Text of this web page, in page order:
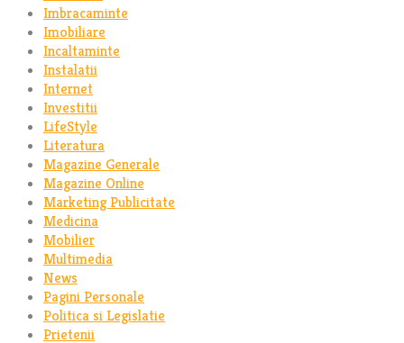
Imbracaminte
Imobiliare
Incaltaminte
Instalatii
Internet
Investitii
LifeStyle
Literatura
Magazine Generale
Magazine Online
Marketing Publicitate
Medicina
Mobilier
Multimedia
News
Pagini Personale
Politica si Legislatie
Prietenii